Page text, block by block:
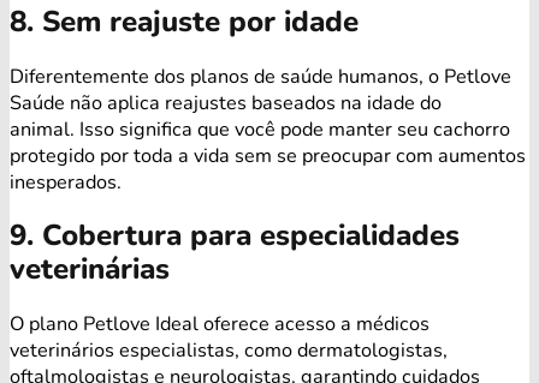
8. Sem reajuste por idade
Diferentemente dos planos de saúde humanos, o Petlove
Saúde não aplica reajustes baseados na idade do
animal. Isso significa que você pode manter seu cachorro
protegido por toda a vida sem se preocupar com aumentos
inesperados.
9. Cobertura para especialidades
veterinárias
O plano Petlove Ideal oferece acesso a médicos
veterinários especialistas, como dermatologistas,
oftalmologistas e neurologistas, garantindo cuidados